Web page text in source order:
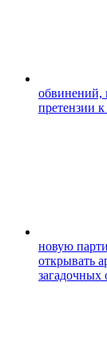
обвинений,
претензии
новую
открывать
загадочных